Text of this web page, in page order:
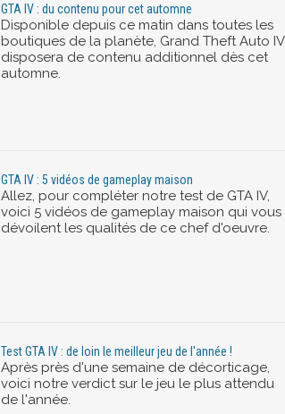
GTA IV : du contenu pour cet automne
Disponible depuis ce matin dans toutes les
boutiques de la planète, Grand Theft Auto IV
disposera de contenu additionnel dès cet
automne.
GTA IV : 5 vidéos de gameplay maison
Allez, pour compléter notre test de GTA IV,
voici 5 vidéos de gameplay maison qui vous
dévoilent les qualités de ce chef d'oeuvre.
Test GTA IV : de loin le meilleur jeu de l'année !
Après près d'une semaine de décorticage,
voici notre verdict sur le jeu le plus attendu
de l'année.